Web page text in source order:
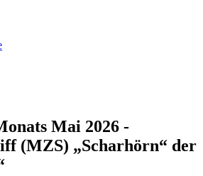
Mai 2026 -
(MZS) „Scharhörn“ der